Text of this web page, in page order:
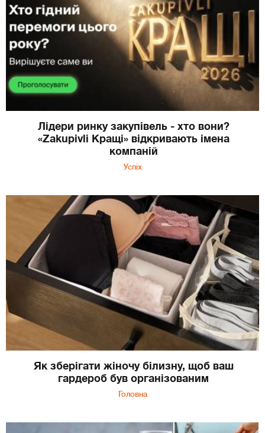
Лідери ринку закупівель - хто вони?
«Zakupivli Кращі» відкривають імена
компаній
Успіх
Як зберігати жіночу білизну, щоб ваш
гардероб був організованим
Головна